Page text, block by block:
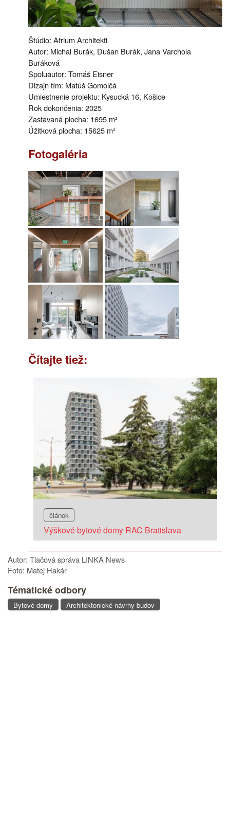
Štúdio: Atrium Architekti
Autor: Michal Burák, Dušan Burák, Jana Varchola
Buráková
Spoluautor: Tomáš Eisner
Dizajn tím: Matúš Gomolčá
Umiestnenie projektu: Kysucká 16, Košice
Rok dokončenia: 2025
Zastavaná plocha: 1695 m²
Úžitková plocha: 15625 m²
Fotogaléria
Čítajte tiež:
článok
Výškové bytové domy RAC Bratislava
Autor: Tlačová správa LINKA News
Foto: Matej Hakár
Tématické odbory
Bytové domy Architektonické návrhy budov